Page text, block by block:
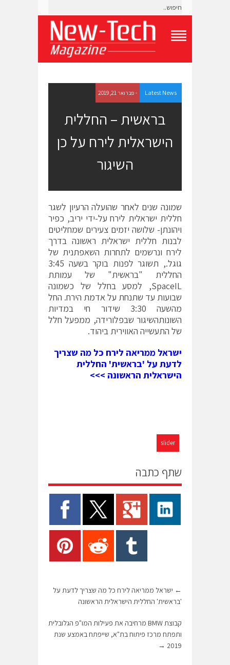
g
l
e
N
M
n
u
Latest News - פברואר 21, 2019
בראשית – החללית
הישראלית לירח על כן
השיגור
שמונה שנים לאחר שהועלה הרעיון לשגר
חללית ישראלית לירח על-ידי יריב, כפיר
ויהונתן- שלושה יזמים צעירים שמחליטים
לבנות חללית ישראלית ראשונה בדרך
לירח ונרשמים לתחרות השאפתנית של
גוגל., תשוגר לפנות בוקר בשעה 3:45
החללית "בראשית" של עמותת
SpaceIL, למסע בחלל של כשמונה
שבועות עד שתנחת על אדמת הירח. החל
מהשעה 3:30 שידור חי במדיות
השונותהשיגור שבפלורידה, ממפעל חלל
של התעשייה האווירית ביהוד.
ישראל ממריאה לירח כל מה שצריך
לדעת על 'בראשית' החללית
הישראלית הראשונה >>>
slider
שתף כתבה
← ישראל ממריאה לירח כל מה שצריך לדעת על
'בראשית' החללית הישראלית הראשונה
קבוצת BMW מרחיבה את פעילות המו"פ הגלובלית
ותפתח מרכז פיתוח בת"א, שייפתח באמצע שנת
2019
→